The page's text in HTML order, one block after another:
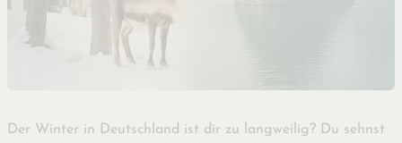
Der Winter in Deutschland ist dir zu langweilig? Du sehnst